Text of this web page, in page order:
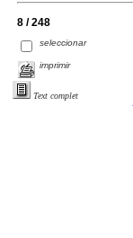
8 / 248
seleccionar
imprimir
Text complet